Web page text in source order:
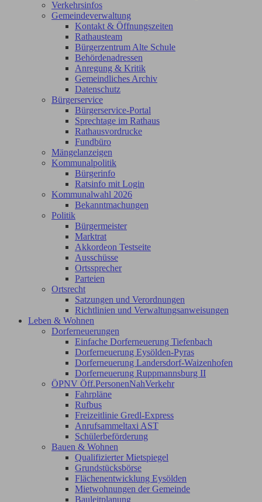
Verkehrsinfos
Gemeindeverwaltung
Kontakt & Öffnungszeiten
Rathausteam
Bürgerzentrum Alte Schule
Behördenadressen
Anregung & Kritik
Gemeindliches Archiv
Datenschutz
Bürgerservice
Bürgerservice-Portal
Sprechtage im Rathaus
Rathausvordrucke
Fundbüro
Mängelanzeigen
Kommunalpolitik
Bürgerinfo
Ratsinfo mit Login
Kommunalwahl 2026
Bekanntmachungen
Politik
Bürgermeister
Marktrat
Akkordeon Testseite
Ausschüsse
Ortssprecher
Parteien
Ortsrecht
Satzungen und Verordnungen
Richtlinien und Verwaltungsanweisungen
Leben & Wohnen
Dorferneuerungen
Einfache Dorferneuerung Tiefenbach
Dorferneuerung Eysölden-Pyras
Dorferneuerung Landersdorf-Waizenhofen
Dorferneuerung Ruppmannsburg II
ÖPNV Öff.PersonenNahVerkehr
Fahrpläne
Rufbus
Freizeitlinie Gredl-Express
Anrufsammeltaxi AST
Schülerbeförderung
Bauen & Wohnen
Qualifizierter Mietspiegel
Grundstücksbörse
Flächenentwicklung Eysölden
Mietwohnungen der Gemeinde
Bauleitplanung